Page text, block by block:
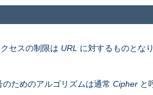
セスの制限は URL に対するものとなり
ためのアルゴリズムは通常 Cipher と